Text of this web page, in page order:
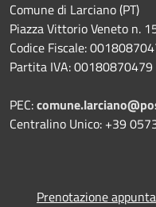
Comune di Larciano (PT)
Piazza Vittorio Veneto n.
Codice Fiscale:
Partita IVA: 00180870479
PEC:
Centralino Unico: +39
Prenotazione